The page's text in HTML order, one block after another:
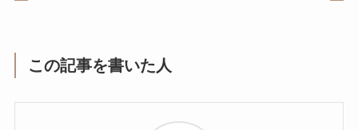
この記事を書いた人